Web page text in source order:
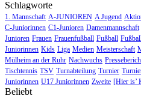
Schlagworte
1. Mannschaft A-JUNIOREN A Jugend
C-Juniorinnen C1-Junioren Damenmannschaft
Junioren Frauen Frauenfußball Fußball
Juniorinnen Kids Liga Medien Meisterschaft
Mülheim an der Ruhr Nachwuchs
Tischtennis TSV Turnabteilung Turnier
Juniorinnen U17 Juniorinnen Zweite [Hier is’
Beliebt